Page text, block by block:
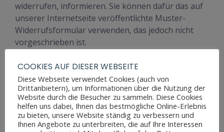
widerrufen, informieren. Sie können dafür das auf
unserer Internetseite veröffentlichte Muster-
Widerrufsformular verwenden, das jedoch nicht
vorgeschrieben ist.
Sie die Mitteilung über die Ausübung des
Widerrufsrechts vor Ablauf der Widerrufsfrist
absenden.
Folgen des Widerrufs
Wenn Sie diesen Vertrag widerrufen, haben wir
COOKIES AUF DIESER WEBSEITE
Diese Webseite verwendet Cookies (auch von
Drittanbietern), um Informationen über die Nutzung der
Website durch die Besucher zu sammeln. Diese Cookies
helfen uns dabei, Ihnen das bestmögliche Online-Erlebnis
zu bieten, unsere Website ständig zu verbessern und
Ihnen Angebote zu unterbreiten, die auf Ihre Interessen